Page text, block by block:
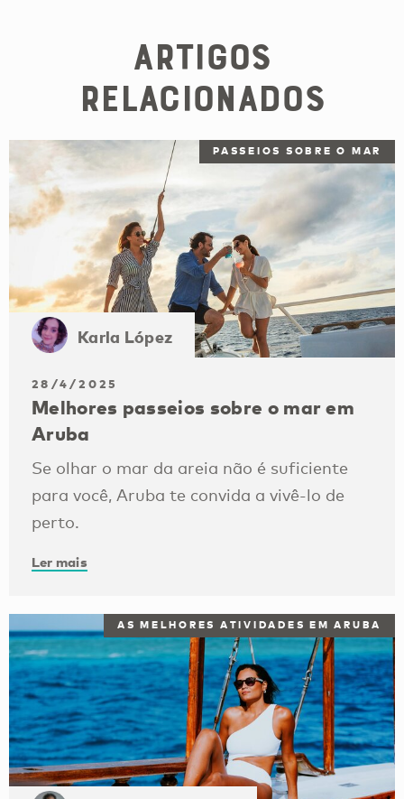
Artigos
Relacionados
PASSEIOS SOBRE O MAR
Karla López
28/4/2025
Melhores passeios sobre o mar em
Aruba
Se olhar o mar da areia não é suficiente
para você, Aruba te convida a vivê-lo de
perto.
Ler mais
AS MELHORES ATIVIDADES EM ARUBA